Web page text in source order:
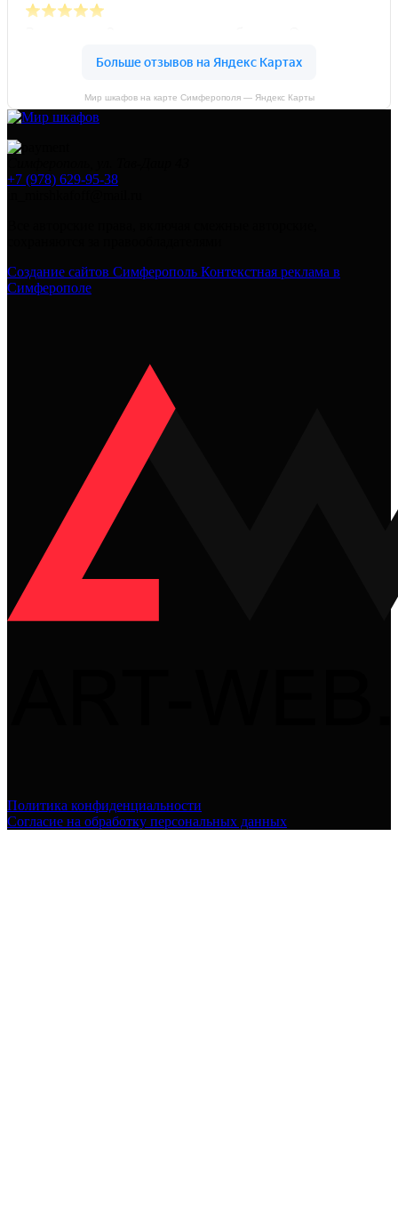
Мир шкафов на карте Симферополя — Яндекс Карты
+7 (978) 629-95-38
Создание сайтов Симферополь Контекстная реклама в
Симферополе
Политика конфиденциальности
Согласие на обработку персональных данных